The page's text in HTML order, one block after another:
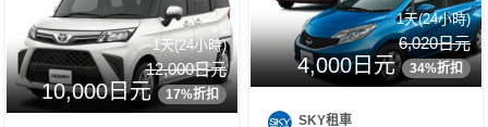
1天(24小時)
12,000日元
10,000日元 17%折扣
1天(24小時)
6,020日元
4,000日元 34%折扣
SKY租車